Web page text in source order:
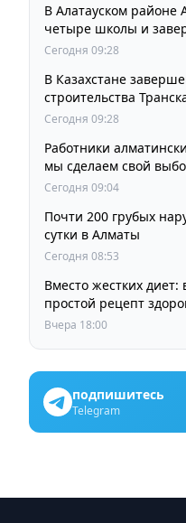
В Алатауском районе
четыре школы и
инфраструктурные
Сегодня 09:28
В Казахстане
строительства
оптической линии
Сегодня 09:28
Работники
мы сделаем свой
Сегодня 09:04
Почти 200 грубых
сутки в Алматы
Сегодня 08:53
Вместо жестких
Вчера 18:00
подпишитесь
Telegram